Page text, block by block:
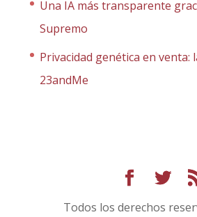
Una IA más transparente
Supremo
Privacidad genética en venta:
23andMe
Todos los derechos